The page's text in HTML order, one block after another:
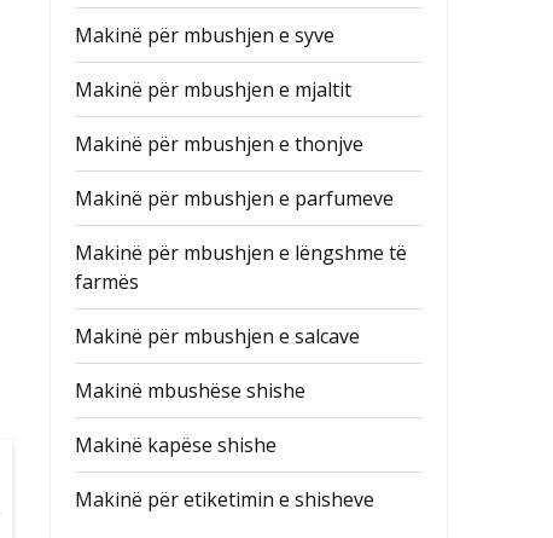
Makinë për mbushjen e syve
Makinë për mbushjen e mjaltit
Makinë për mbushjen e thonjve
Makinë për mbushjen e parfumeve
Makinë për mbushjen e lëngshme të
farmës
Makinë për mbushjen e salcave
Makinë mbushëse shishe
Makinë kapëse shishe
Makinë për etiketimin e shisheve